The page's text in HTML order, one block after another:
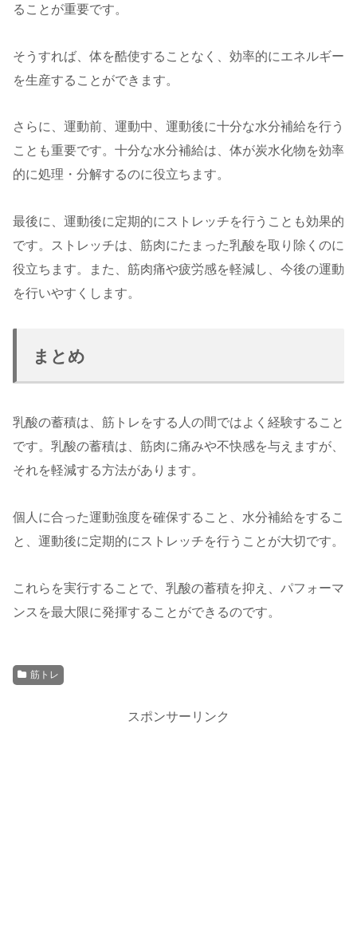
ることが重要です。
そうすれば、体を酷使することなく、効率的にエネルギー
を生産することができます。
さらに、運動前、運動中、運動後に十分な水分補給を行う
ことも重要です。十分な水分補給は、体が炭水化物を効率
的に処理・分解するのに役立ちます。
最後に、運動後に定期的にストレッチを行うことも効果的
です。ストレッチは、筋肉にたまった乳酸を取り除くのに
役立ちます。また、筋肉痛や疲労感を軽減し、今後の運動
を行いやすくします。
まとめ
乳酸の蓄積は、筋トレをする人の間ではよく経験すること
です。乳酸の蓄積は、筋肉に痛みや不快感を与えますが、
それを軽減する方法があります。
個人に合った運動強度を確保すること、水分補給をするこ
と、運動後に定期的にストレッチを行うことが大切です。
これらを実行することで、乳酸の蓄積を抑え、パフォーマ
ンスを最大限に発揮することができるのです。
筋トレ
スポンサーリンク